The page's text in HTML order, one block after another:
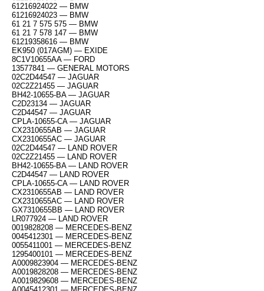
61216924022 — BMW
61216924023 — BMW
61 21 7 575 575 — BMW
61 21 7 578 147 — BMW
61219358616 — BMW
EK950 (017AGM) — EXIDE
8C1V10655AA — FORD
13577841 — GENERAL MOTORS
02C2D44547 — JAGUAR
02C2Z21455 — JAGUAR
BH42-10655-BA — JAGUAR
C2D23134 — JAGUAR
C2D44547 — JAGUAR
CPLA-10655-CA — JAGUAR
CX2310655AB — JAGUAR
CX2310655AC — JAGUAR
02C2D44547 — LAND ROVER
02C2Z21455 — LAND ROVER
BH42-10655-BA — LAND ROVER
C2D44547 — LAND ROVER
CPLA-10655-CA — LAND ROVER
CX2310655AB — LAND ROVER
CX2310655AC — LAND ROVER
GX7310655BB — LAND ROVER
LR077924 — LAND ROVER
0019828208 — MERCEDES-BENZ
0045412301 — MERCEDES-BENZ
0055411001 — MERCEDES-BENZ
1295400101 — MERCEDES-BENZ
A0009823904 — MERCEDES-BENZ
A0019828208 — MERCEDES-BENZ
A0019829608 — MERCEDES-BENZ